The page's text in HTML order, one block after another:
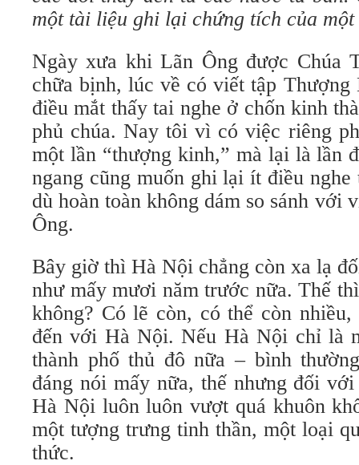
một tài liệu ghi lại chứng tích của
Ngày xưa khi Lãn Ông được Chúa
chữa bịnh, lúc về có viết tập
điều mắt thấy tai nghe ở chốn kinh
phủ chúa. Nay tôi vì có việc riêng
một lần “thượng kinh,” mà lại là lần
ngang cũng muốn ghi lại ít điều
dù hoàn toàn không dám so sánh với
Ông.
Bây giờ thì Hà Nội chẳng còn xa lạ
như mấy mươi năm trước nữa. Thế
không? Có lẽ còn, có thể còn
đến với Hà Nội. Nếu Hà Nội chỉ là
thành phố thủ đô nữa – bình
đáng nói mấy nữa, thế nhưng đối
Hà Nội luôn luôn vượt quá khuôn
một tượng trưng tinh thần, một loại
thức.